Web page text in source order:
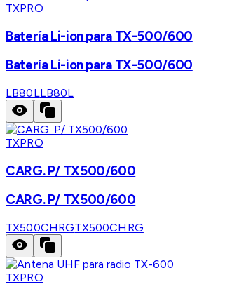
TXPRO
Batería Li-ion para TX-500/600
Batería Li-ion para TX-500/600
LB80LLB80L
TXPRO
CARG. P/ TX500/600
CARG. P/ TX500/600
TX500CHRGTX500CHRG
TXPRO